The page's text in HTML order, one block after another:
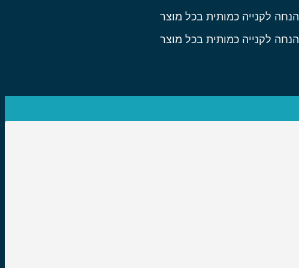
הנחה לקנייה כמותית בכל מוצר
הנחה לקנייה כמותית בכל מוצר